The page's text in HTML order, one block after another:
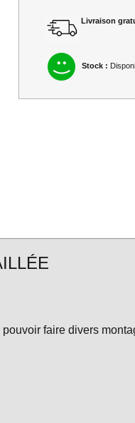
Livraison
Stock :
faire divers